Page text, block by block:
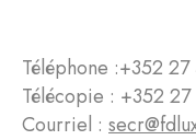
Téléphone :+352 27
Télécopie : +352
Courriel :